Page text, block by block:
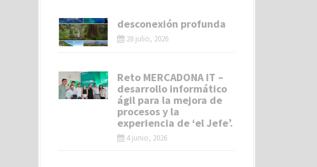
desconexión profunda
28 julio, 2026
Reto MERCADONA IT –
desarrollo informático
ágil para la mejora de
procesos y la
experiencia de ‘el Jefe’.
4 junio, 2026